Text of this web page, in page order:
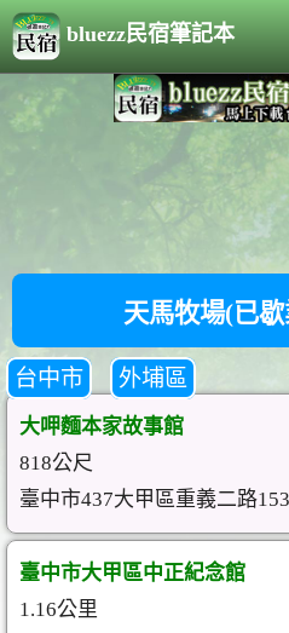
bluezz民宿筆記本
天馬牧場(已
台中市 外埔區
大呷麵本家故事館
818公尺
臺中市437大甲區重義二路
臺中市大甲區中正紀念館
1.16公里